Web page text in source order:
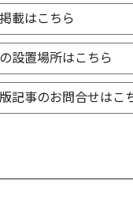
載はこちら
設置場所はこちら
記事のお問合せはこ